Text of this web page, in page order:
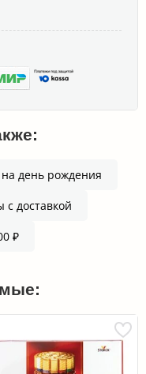
день рождения
с доставкой
₽